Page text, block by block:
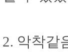
2. 악착같